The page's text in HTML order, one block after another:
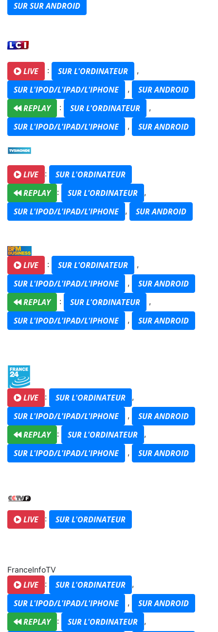
SUR SUR ANDROID
LIVE : SUR L'ORDINATEUR ,
SUR L'IPOD/L'IPAD/L'IPHONE ,
SUR ANDROID
REPLAY
: SUR L'ORDINATEUR ,
SUR L'IPOD/L'IPAD/L'IPHONE , SUR ANDROID
LIVE :
SUR L'ORDINATEUR
REPLAY
: SUR L'ORDINATEUR ,
SUR L'IPOD/L'IPAD/L'IPHONE , SUR ANDROID
LIVE : SUR L'ORDINATEUR ,
SUR L'IPOD/L'IPAD/L'IPHONE ,
SUR ANDROID
REPLAY
: SUR L'ORDINATEUR ,
SUR L'IPOD/L'IPAD/L'IPHONE , SUR ANDROID
LIVE : SUR L'ORDINATEUR ,
SUR L'IPOD/L'IPAD/L'IPHONE ,
SUR ANDROID
REPLAY
: SUR L'ORDINATEUR ,
SUR L'IPOD/L'IPAD/L'IPHONE , SUR ANDROID
LIVE : SUR L'ORDINATEUR
FranceInfoTV
LIVE : SUR L'ORDINATEUR ,
SUR L'IPOD/L'IPAD/L'IPHONE ,
SUR ANDROID
REPLAY
: SUR L'ORDINATEUR ,